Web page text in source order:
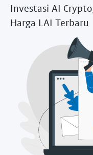
Investasi AI
Harga LAI Terbaru